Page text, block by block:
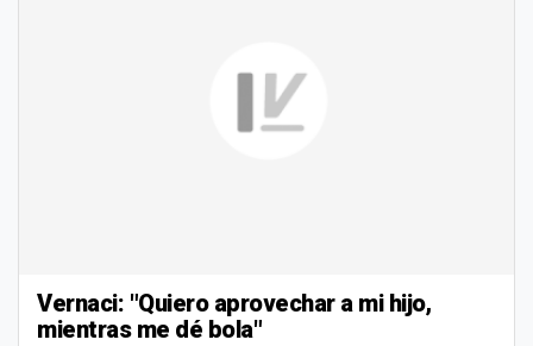
Vernaci: "Quiero aprovechar a mi hijo,
mientras me dé bola"